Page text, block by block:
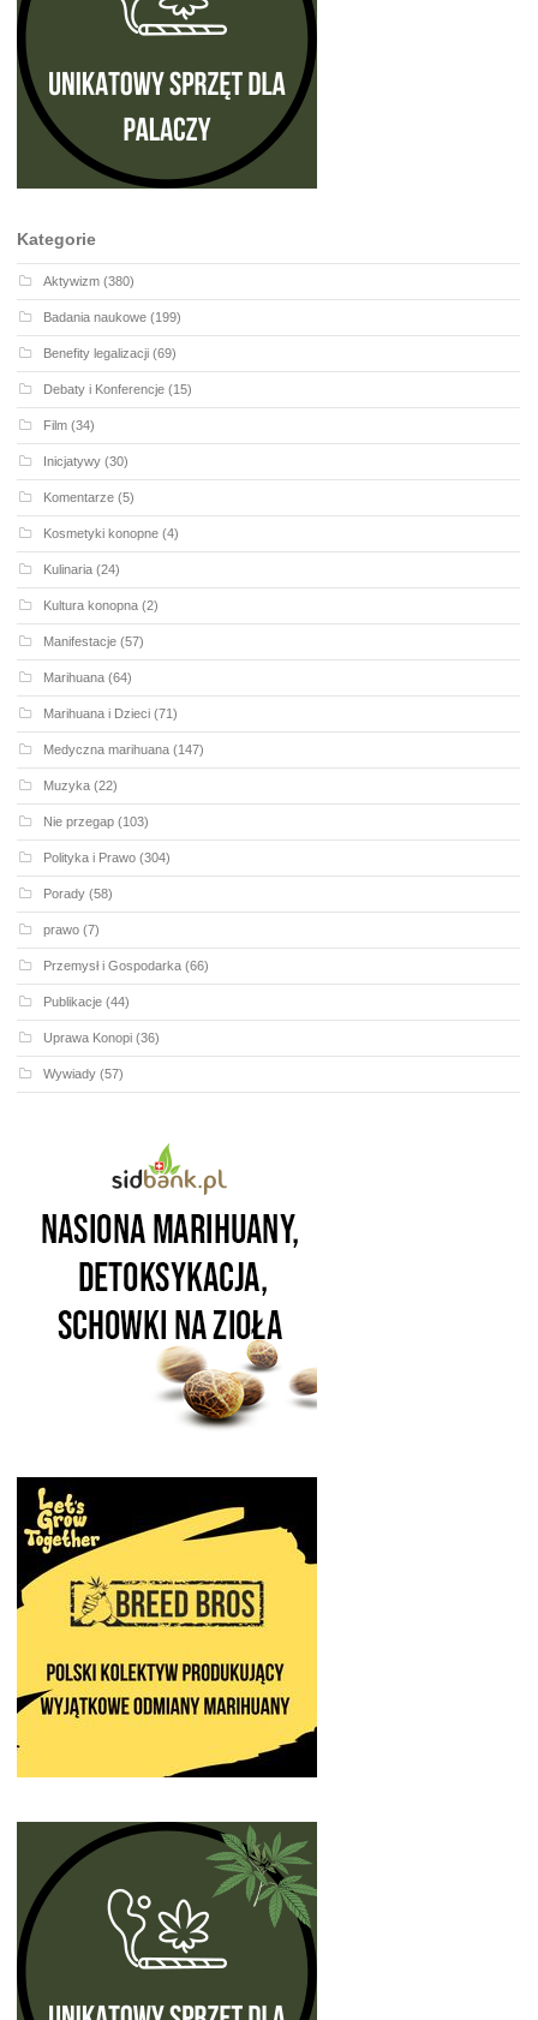
Kategorie
Aktywizm (380)
Badania naukowe (199)
Benefity legalizacji (69)
Debaty i Konferencje (15)
Film (34)
Inicjatywy (30)
Komentarze (5)
Kosmetyki konopne (4)
Kulinaria (24)
Kultura konopna (2)
Manifestacje (57)
Marihuana (64)
Marihuana i Dzieci (71)
Medyczna marihuana (147)
Muzyka (22)
Nie przegap (103)
Polityka i Prawo (304)
Porady (58)
prawo (7)
Przemysł i Gospodarka (66)
Publikacje (44)
Uprawa Konopi (36)
Wywiady (57)